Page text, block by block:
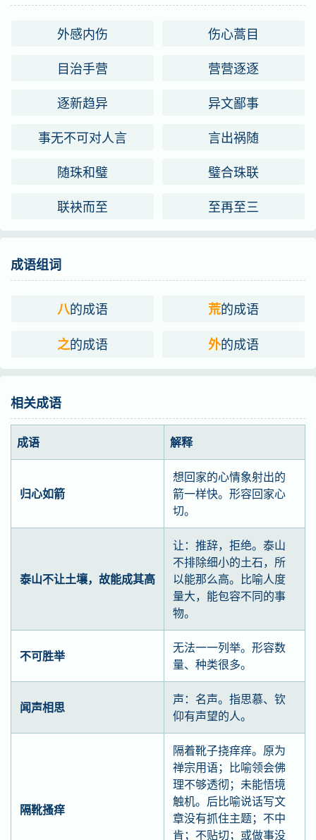
外感内伤
伤心蒿目
目治手营
营营逐逐
逐新趋异
异文鄙事
事无不可对人言
言出祸随
随珠和璧
璧合珠联
联袂而至
至再至三
成语组词
八的成语 荒的成语
之的成语 外的成语
相关成语
成语 解释
归心如箭
想回家的心情象射出的
箭一样快。形容回家心
切。
泰山不让土壤，故能成其高
让：推辞，拒绝。泰山
不排除细小的土石，所
以能那么高。比喻人度
量大，能包容不同的事
物。
不可胜举
无法一一列举。形容数
量、种类很多。
闻声相思
声：名声。指思慕、钦
仰有声望的人。
隔靴搔痒
隔着靴子挠痒痒。原为
禅宗用语；比喻领会佛
理不够透彻；未能悟境
触机。后比喻说话写文
章没有抓住主题；不中
肯；不贴切；或做事没